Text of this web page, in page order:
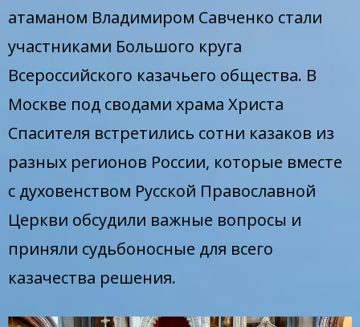
атаманом Владимиром Савченко стали
участниками Большого круга
Всероссийского казачьего общества. В
Москве под сводами храма Христа
Спасителя встретились сотни казаков из
разных регионов России, которые вместе
с духовенством Русской Православной
Церкви обсудили важные вопросы и
приняли судьбоносные для всего
казачества решения.